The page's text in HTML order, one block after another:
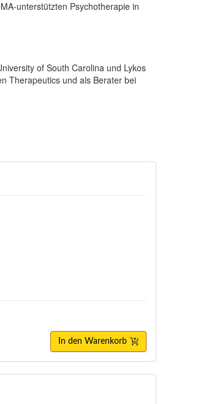
unterstützten Psychotherapie in
of South Carolina und Lykos
Therapeutics und als Berater bei
In den Warenkorb